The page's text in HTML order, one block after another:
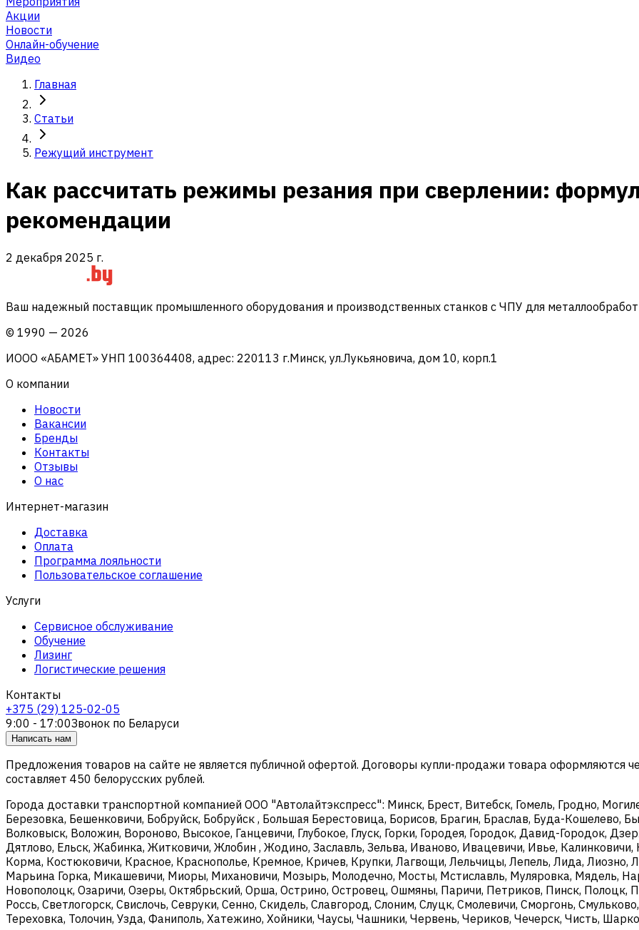
Акции
Новости
Онлайн-обучение
Видео
Главная
Статьи
Режущий инструмент
Как рассчитать режимы резания при сверлении:
рекомендации
2 декабря 2025 г.
Ваш надежный поставщик промышленного оборудования и производственных станков с ЧПУ для
© 1990 — 2026
ИООО «АБАМЕТ» УНП 100364408, адрес: 220113 г.Минск, ул.Лукьяновича, дом 10, корп.1
О компании
Новости
Вакансии
Бренды
Контакты
Отзывы
О нас
Интернет-магазин
Доставка
Оплата
Программа лояльности
Пользовательское соглашение
Услуги
Сервисное обслуживание
Обучение
Лизинг
Логистические решения
Контакты
+375 (29) 125-02-05
9:00 - 17:00Звонок по Беларуси
Написать нам
Предложения товаров на сайте не является публичной офертой. Договоры купли-продажи товара оформляются
составляет 450 белорусских рублей.
Города доставки транспортной компанией ООО "Автолайтэкспресс": Минск, Брест, Витебск, Гомель, Гродно,
Березовка, Бешенковичи, Бобруйск, Бобруйск , Большая Берестовица, Борисов, Брагин, Браслав, Буда-Кошелево,
Волковыск, Воложин, Вороново, Высокое, Ганцевичи, Глубокое, Глуск, Горки, Городея, Городок, Давид-Городок,
Дятлово, Ельск, Жабинка, Житковичи, Жлобин , Жодино, Заславль, Зельва, Иваново, Ивацевичи, Ивье,
Корма, Костюковичи, Красное, Краснополье, Кремное, Кричев, Крупки, Лагвощи, Лельчицы, Лепель, Лида, Лиозно,
Марьина Горка, Микашевичи, Миоры, Михановичи, Мозырь, Молодечно, Мосты, Мстиславль, Муляровка, Мядель,
Новополоцк, Озаричи, Озеры, Октябрьский, Орша, Острино, Островец, Ошмяны, Паричи, Петриков, Пинск, Полоцк,
Россь, Светлогорск, Свислочь, Севруки, Сенно, Скидель, Славгород, Слоним, Слуцк, Смолевичи, Сморгонь,
Тереховка, Толочин, Узда, Фаниполь, Хатежино, Хойники, Чаусы, Чашники, Червень, Чериков, Чечерск, Чисть,